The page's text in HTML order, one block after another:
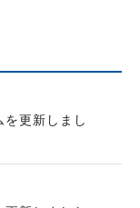
を更新しまし